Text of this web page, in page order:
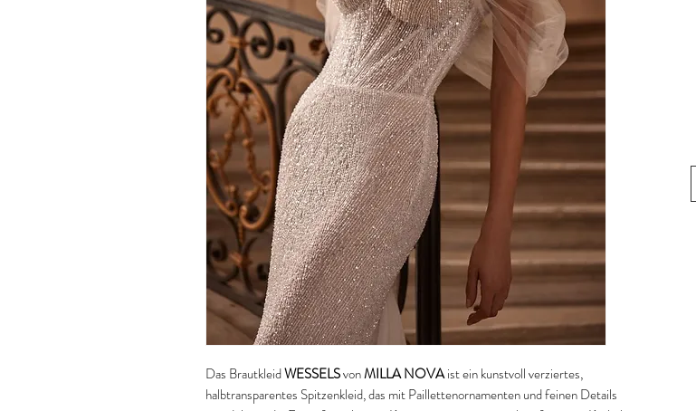
Das BrautkleidWESSELSvonMILLA NOVAist ein kunstvoll verziertes,
halbtransparentes Spitzenkleid, das mit Paillettenornamenten und feinen Details